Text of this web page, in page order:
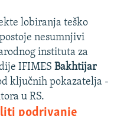
lobiranja teško
nesumnjivi
instituta za
IFIMES Bakhtijar
ključnih pokazatelja -
u RS.
podrivanje